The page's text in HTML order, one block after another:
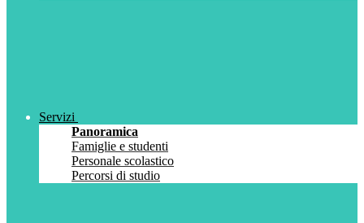
Servizi
Panoramica
Famiglie e studenti
Personale scolastico
Percorsi di studio